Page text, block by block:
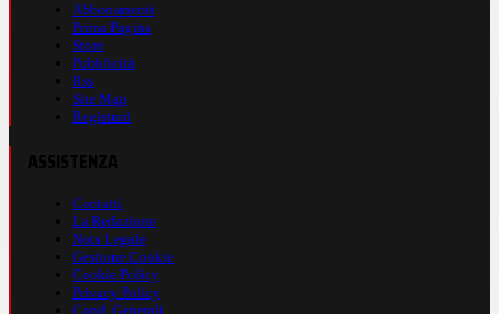
Abbonamenti
Prima Pagina
Store
Pubblicità
Rss
Site Map
Registrati
Contatti
La Redazione
Nota Legale
Gestione Cookie
Cookie Policy
Privacy Policy
Cond. Generali